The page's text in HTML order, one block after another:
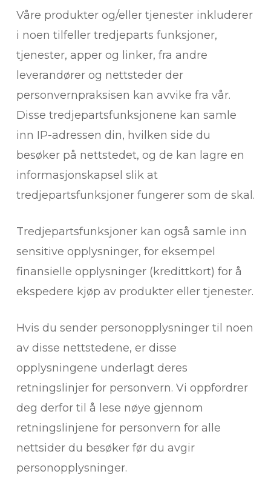
Våre produkter og/eller tjenester inkluderer
i noen tilfeller tredjeparts funksjoner,
tjenester, apper og linker, fra andre
leverandører og nettsteder der
personvernpraksisen kan avvike fra vår.
Disse tredjepartsfunksjonene kan samle
inn IP-adressen din, hvilken side du
besøker på nettstedet, og de kan lagre en
informasjonskapsel slik at
tredjepartsfunksjoner fungerer som de skal.
Tredjepartsfunksjoner kan også samle inn
sensitive opplysninger, for eksempel
finansielle opplysninger (kredittkort) for å
ekspedere kjøp av produkter eller tjenester.
Hvis du sender personopplysninger til noen
av disse nettstedene, er disse
opplysningene underlagt deres
retningslinjer for personvern. Vi oppfordrer
deg derfor til å lese nøye gjennom
retningslinjene for personvern for alle
nettsider du besøker før du avgir
personopplysninger.